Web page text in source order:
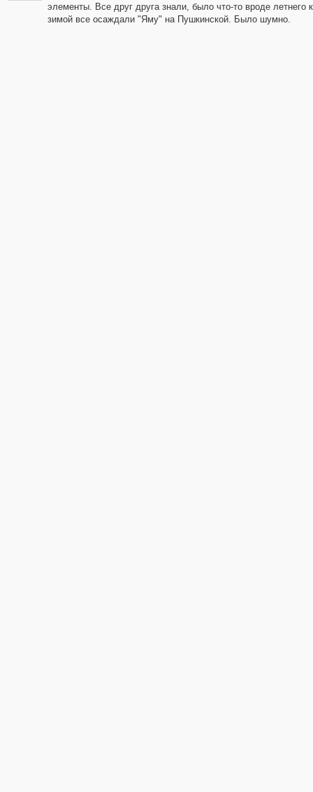
элементы. Все друг друга знали, было что-то вроде летнего
зимой все осаждали "Яму" на Пушкинской. Было шумно.